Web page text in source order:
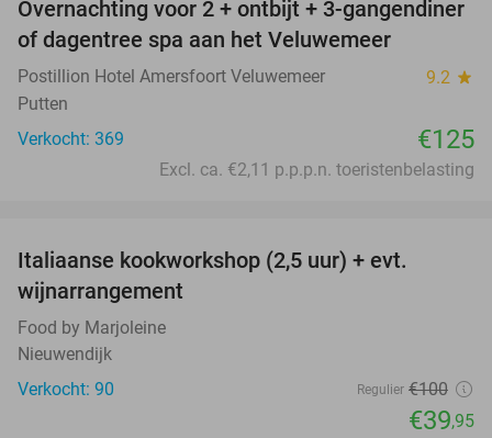
Overnachting voor 2 + ontbijt + 3-gangendiner
of dagentree spa aan het Veluwemeer
Postillion Hotel Amersfoort Veluwemeer 9.2 star
Putten
Verkocht: 369
€125
Excl. ca. €2,11 p.p.p.n. toeristenbelasting
Italiaanse kookworkshop (2,5 uur) + evt.
wijnarrangement
Food by Marjoleine
Nieuwendijk
Verkocht: 90
Regulier €100
€39,95